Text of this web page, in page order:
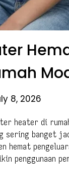
8, 2026
heater di
banget
penggunaan